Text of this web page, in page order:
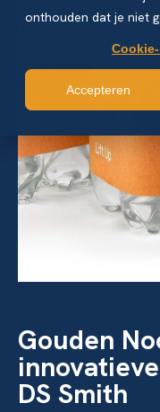
onthouden dat je niet
Accepteren
Gouden
DS Smith